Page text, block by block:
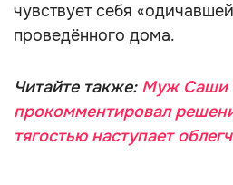
чувствует себя
проведённого дома.
Читайте также: Муж Саши
прокомментировал
тягостью наступает